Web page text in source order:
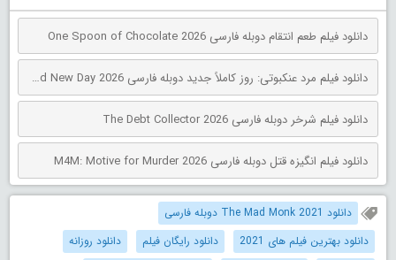
دانلود فیلم طعم انتقام دوبله فارسی One Spoon of Chocolate 2026
دانلود فیلم مرد عنکبوتی: روز کاملاً جدید دوبله فارسی Spider-Man: Brand New Day 2026
دانلود فیلم شرخر دوبله فارسی The Debt Collector 2026
دانلود فیلم انگیزه قتل دوبله فارسی M4M: Motive for Murder 2026
دانلود The Mad Monk 2021 دوبله فارسی
دانلود بهترین فیلم های 2021
دانلود رایگان فیلم
دانلود روزانه